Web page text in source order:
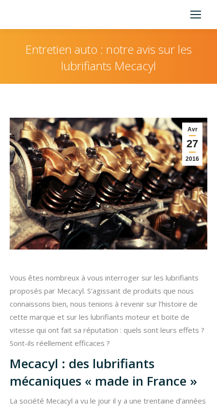
Entretien auto : notre avis sur les
lubrifiants Mecacyl
Avr
27
2016
Vous êtes nombreux à vous interroger sur les lubrifiants
proposés par Mecacyl. S’agissant de produits que nous
connaissons bien, nous tenions à revenir sur l’histoire de
cette marque et sur les lubrifiants moteur et boite de
vitesse qui ont fait sa réputation : quels sont leurs effets ?
Sont-ils réellement efficaces ?
Mecacyl : des lubrifiants
mécaniques « made in France »
La société Mecacyl a vu le jour il y a une trentaine d’années